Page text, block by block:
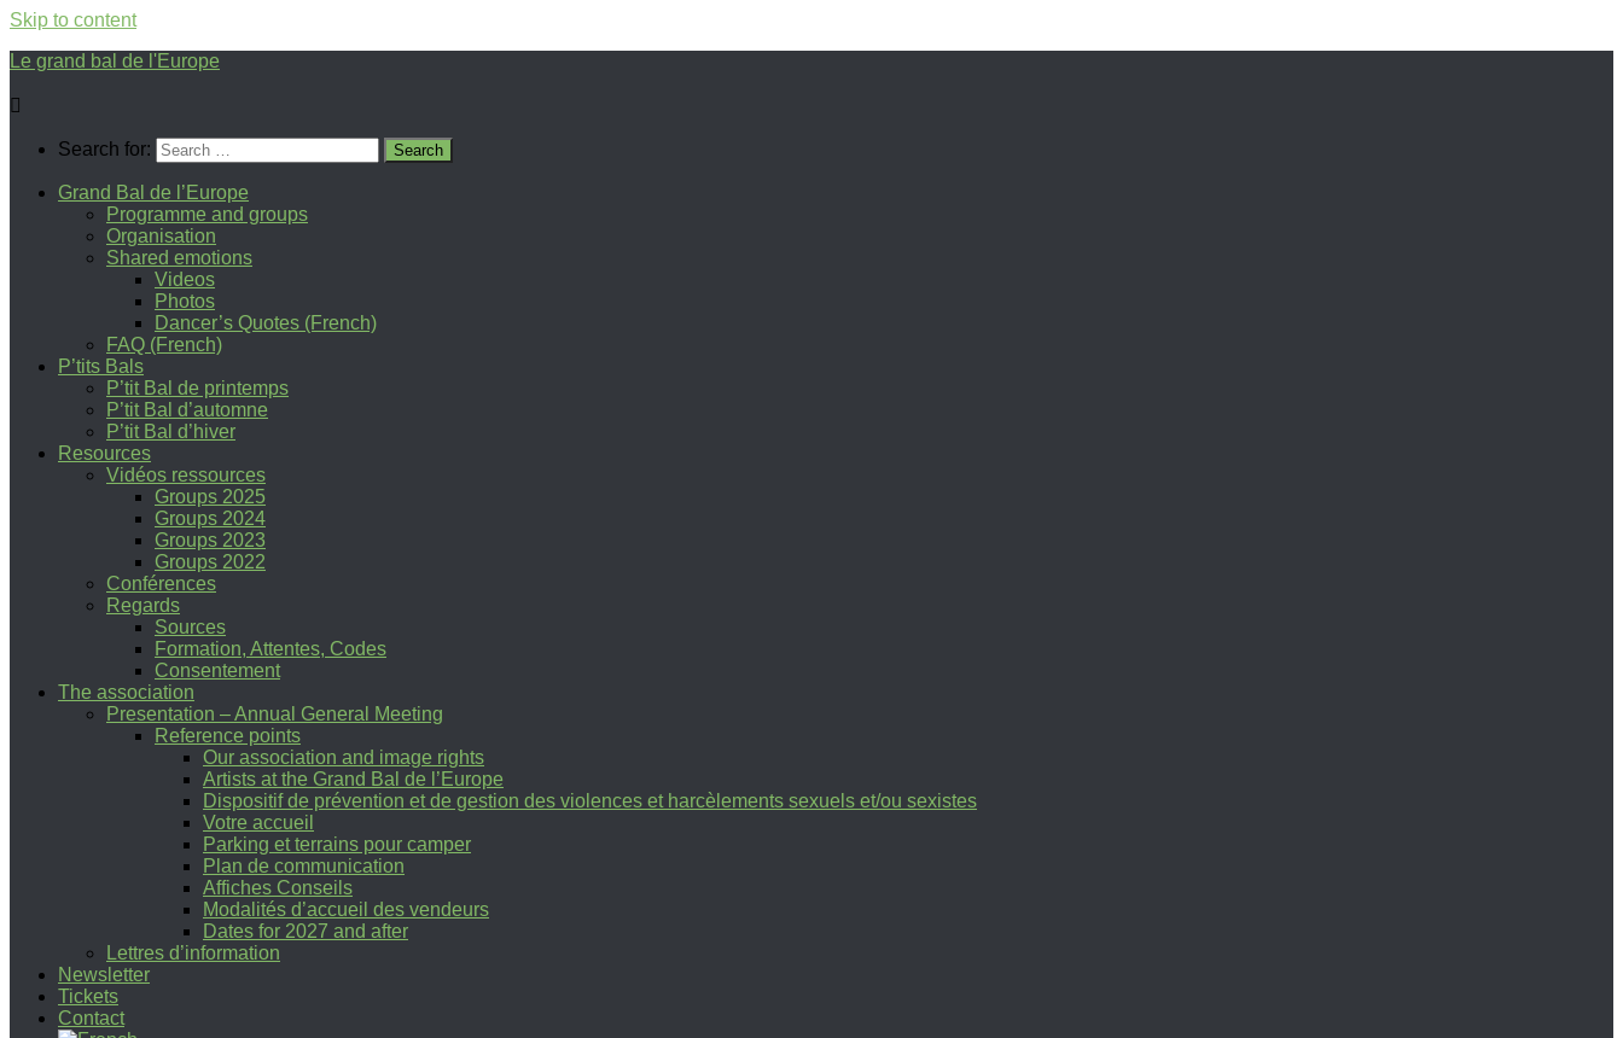
Skip to content
Le grand bal de l'Europe
Search for:
Grand Bal de l’Europe
Programme and groups
Organisation
Shared emotions
Videos
Photos
Dancer’s Quotes (French)
FAQ (French)
P’tits Bals
P’tit Bal de printemps
P’tit Bal d’automne
P’tit Bal d’hiver
Resources
Vidéos ressources
Groups 2025
Groups 2024
Groups 2023
Groups 2022
Conférences
Regards
Sources
Formation, Attentes, Codes
Consentement
The association
Presentation – Annual General Meeting
Reference points
Our association and image rights
Artists at the Grand Bal de l’Europe
Dispositif de prévention et de gestion des violences et harcèlements sexuels et/ou sexistes
Votre accueil
Parking et terrains pour camper
Plan de communication
Affiches Conseils
Modalités d’accueil des vendeurs
Dates for 2027 and after
Lettres d’information
Newsletter
Tickets
Contact